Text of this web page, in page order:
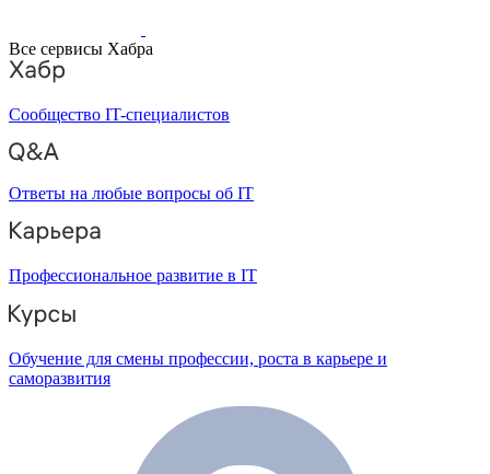
Все сервисы Хабра
Сообщество IT-специалистов
Ответы на любые вопросы об IT
Профессиональное развитие в IT
Обучение для смены профессии, роста в карьере и
саморазвития